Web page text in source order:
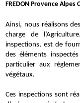
FREDON Provence
Ainsi, nous réalisons
charge de
inspections, est de
des éléments
particulier aux
végétaux.
Ces inspections sont